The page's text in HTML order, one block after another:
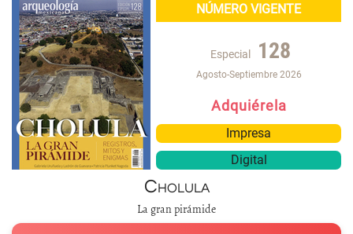
NÚMERO VIGENTE
Especial 128
Agosto-Septiembre 2026
Adquiérela
Impresa
Digital
Cholula
La gran pirámide